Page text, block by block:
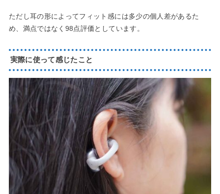
ただし耳の形によってフィット感には多少の個人差があるた
め、満点ではなく98点評価としています。
実際に使って感じたこと